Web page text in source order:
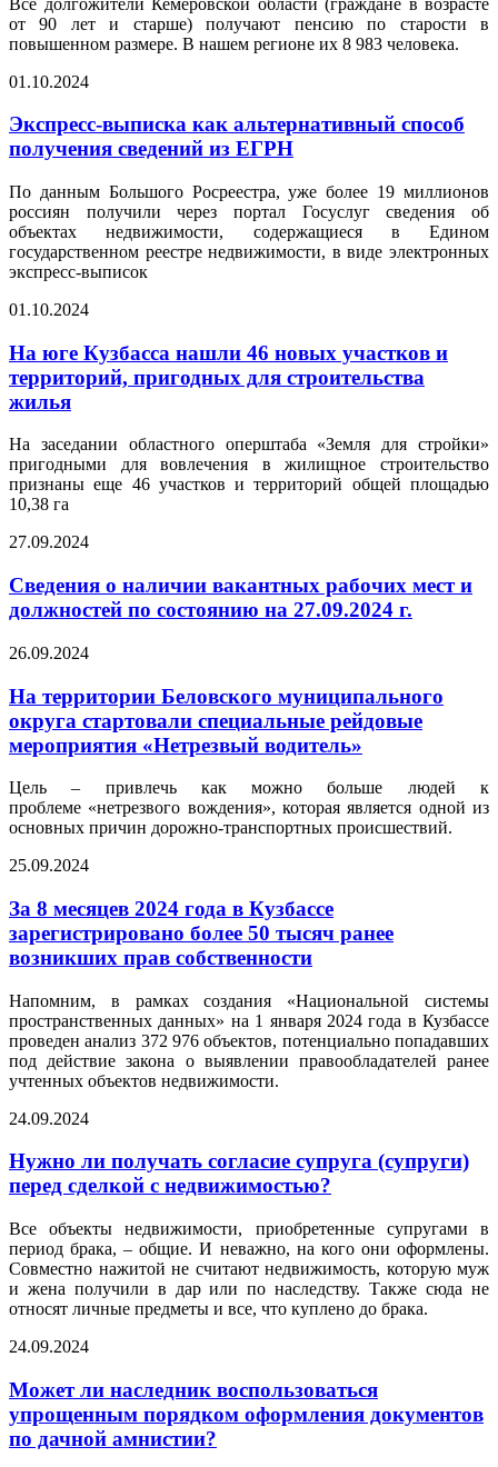
от 90 лет и старше) получают пенсию по старости в
повышенном размере. В нашем регионе их 8 983 человека.
01.10.2024
Экспресс-выписка как альтернативный способ
получения сведений из ЕГРН
По данным Большого Росреестра, уже более 19 миллионов
россиян получили через портал Госуслуг сведения об
объектах недвижимости, содержащиеся в Едином
государственном реестре недвижимости, в виде электронных
экспресс-выписок
01.10.2024
На юге Кузбасса нашли 46 новых участков и
территорий, пригодных для строительства
жилья
На заседании областного оперштаба «Земля для стройки»
пригодными для вовлечения в жилищное строительство
признаны еще 46 участков и территорий общей площадью
10,38 га
27.09.2024
Сведения о наличии вакантных рабочих мест и
должностей по состоянию на 27.09.2024 г.
26.09.2024
На территории Беловского муниципального
округа стартовали специальные рейдовые
мероприятия «Нетрезвый водитель»
Цель – привлечь как можно больше людей к
проблеме «нетрезвого вождения», которая является одной из
основных причин дорожно-транспортных происшествий.
25.09.2024
За 8 месяцев 2024 года в Кузбассе
зарегистрировано более 50 тысяч ранее
возникших прав собственности
Напомним, в рамках создания «Национальной системы
пространственных данных» на 1 января 2024 года в Кузбассе
проведен анализ 372 976 объектов, потенциально попадавших
под действие закона о выявлении правообладателей ранее
учтенных объектов недвижимости.
24.09.2024
Нужно ли получать согласие супруга (супруги)
перед сделкой с недвижимостью?
Все объекты недвижимости, приобретенные супругами в
период брака, – общие. И неважно, на кого они оформлены.
Совместно нажитой не считают недвижимость, которую муж
и жена получили в дар или по наследству. Также сюда не
относят личные предметы и все, что куплено до брака.
24.09.2024
Может ли наследник воспользоваться
упрощенным порядком оформления документов
по дачной амнистии?